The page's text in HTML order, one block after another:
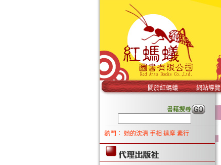
關於紅螞蟻 網站導覽
書籍搜尋
熱門： 她的沈清 手相 達摩 素行